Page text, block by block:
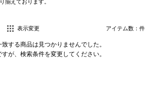
揃えております。
表示変更 アイテム数： 件
する商品は見つかりませんでした。
すが、検索条件を変更してください。